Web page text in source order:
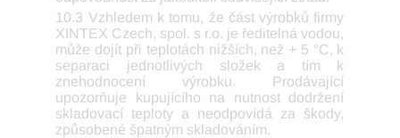
10.3 Vzhledem k tomu, že část výrobků firmy
XINTEX Czech, spol. s r.o. je ředitelná vodou,
může dojít při teplotách nižších, než + 5 °C, k
separaci jednotlivých složek a tím k
znehodnocení výrobku. Prodávající
upozorňuje kupujícího na nutnost dodržení
skladovací teploty a neodpovídá za škody,
způsobené špatným skladováním.